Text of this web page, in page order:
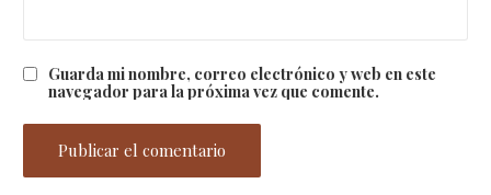
Guarda mi nombre, correo electrónico y web en este
navegador para la próxima vez que comente.